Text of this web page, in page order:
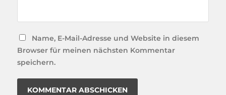
Name, E-Mail-Adresse und Website in diesem
Browser für meinen nächsten Kommentar
speichern.